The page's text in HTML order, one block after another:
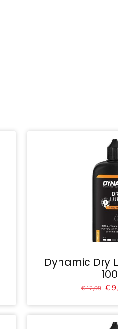
Dynamic Dry
€12,99
€
€